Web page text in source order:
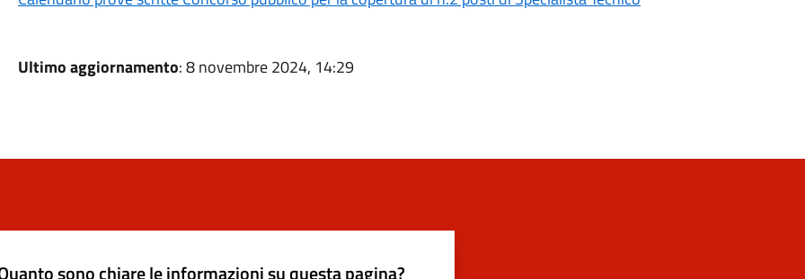
Ultimo aggiornamento: 8 novembre 2024, 14:29
sono chiare le informazioni su questa pagina?